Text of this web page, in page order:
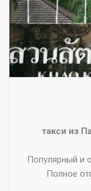
такси из
Популярный и
Полное